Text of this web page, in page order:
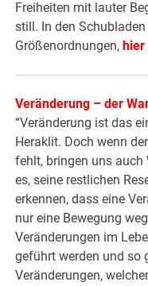
Freiheiten mit lauter
still. In den
Größenordnungen,
Veränderung – der
“Veränderung ist das
Heraklit. Doch wenn
fehlt, bringen uns auch
es, seine restlichen
erkennen, dass eine
nur eine Bewegung
Veränderungen im
geführt werden und so
Veränderungen,